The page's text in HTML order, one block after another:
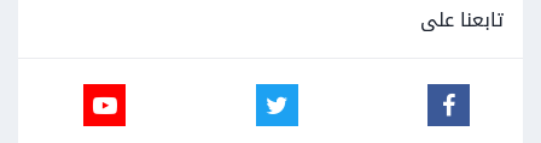
تابعنا على